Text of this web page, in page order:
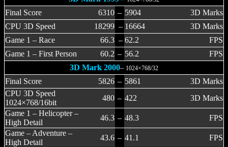
Final Score 6310 – 5904
3D Marks
CPU 3D Speed
18299 – 16664
3D Marks
Game 1 – Race
66.3 – 62.2
FPS
Game 1 – First Person
60.2 – 56.2
FPS
3D Mark 2000– 1024×768/32
Final Score 5826 – 5861
3D Marks
CPU 3D Speed
1024×768/16bit
480 – 422
3D Marks
Game 1 – Helicopter –
High Detail
46.3 – 48.3
FPS
Game – Adventure –
High Detail
43.6 – 41.1
FPS